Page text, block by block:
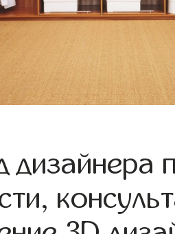
дизайнера